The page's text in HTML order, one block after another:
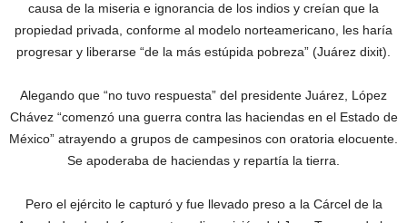
causa de la miseria e ignorancia de los indios y creían que la
propiedad privada, conforme al modelo norteamericano, les haría
progresar y liberarse “de la más estúpida pobreza” (Juárez dixit).
Alegando que “no tuvo respuesta” del presidente Juárez, López
Chávez “comenzó una guerra contra las haciendas en el Estado de
México” atrayendo a grupos de campesinos con oratoria elocuente.
Se apoderaba de haciendas y repartía la tierra.
Pero el ejército le capturó y fue llevado preso a la Cárcel de la